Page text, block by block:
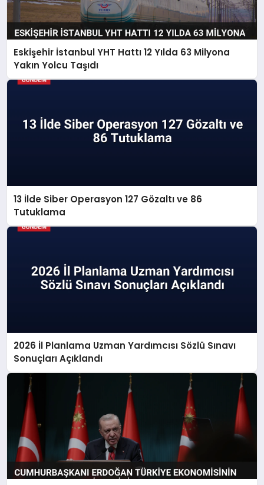
Eskişehir İstanbul YHT Hattı 12 Yılda 63 Milyona
Yakın Yolcu Taşıdı
13 İlde Siber Operasyon 127 Gözaltı ve 86
Tutuklama
2026 İl Planlama Uzman Yardımcısı Sözlü Sınavı
Sonuçları Açıklandı